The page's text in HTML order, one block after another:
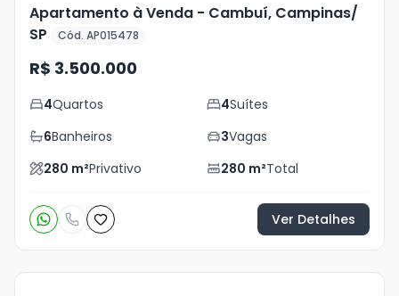
Apartamento à Venda - Cambuí, Campinas/
SP
Cód. AP015478
R$ 3.500.000
4Quartos 4Suítes
6Banheiros 3Vagas
280 m²Privativo 280 m²Total
Ver Detalhes